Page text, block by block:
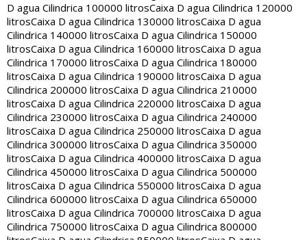
D agua Cilindrica 100000 litrosCaixa D agua Cilindrica 120000
litrosCaixa D agua Cilindrica 130000 litrosCaixa D agua
Cilindrica 140000 litrosCaixa D agua Cilindrica 150000
litrosCaixa D agua Cilindrica 160000 litrosCaixa D agua
Cilindrica 170000 litrosCaixa D agua Cilindrica 180000
litrosCaixa D agua Cilindrica 190000 litrosCaixa D agua
Cilindrica 200000 litrosCaixa D agua Cilindrica 210000
litrosCaixa D agua Cilindrica 220000 litrosCaixa D agua
Cilindrica 230000 litrosCaixa D agua Cilindrica 240000
litrosCaixa D agua Cilindrica 250000 litrosCaixa D agua
Cilindrica 300000 litrosCaixa D agua Cilindrica 350000
litrosCaixa D agua Cilindrica 400000 litrosCaixa D agua
Cilindrica 450000 litrosCaixa D agua Cilindrica 500000
litrosCaixa D agua Cilindrica 550000 litrosCaixa D agua
Cilindrica 600000 litrosCaixa D agua Cilindrica 650000
litrosCaixa D agua Cilindrica 700000 litrosCaixa D agua
Cilindrica 750000 litrosCaixa D agua Cilindrica 800000